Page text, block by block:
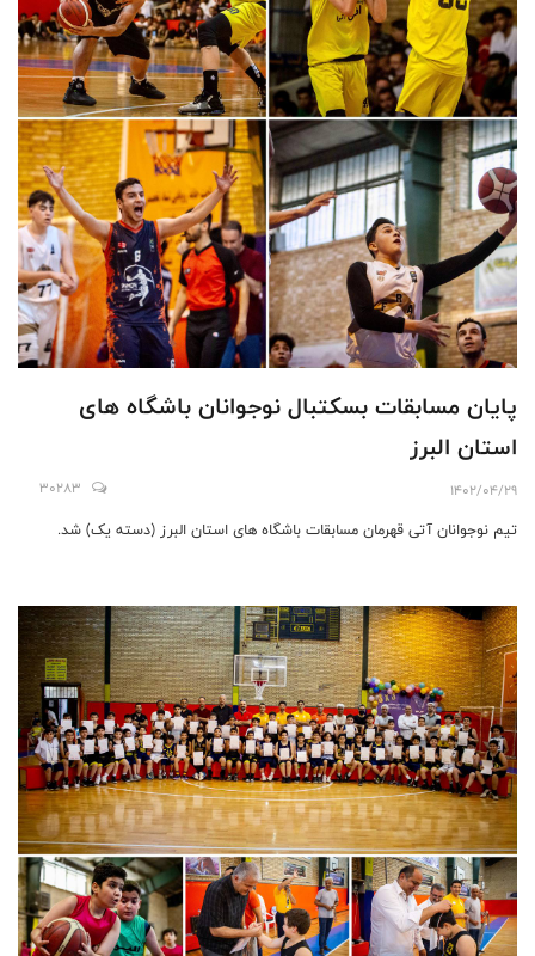
پایان مسابقات بسکتبال نوجوانان باشگاه های
استان البرز
1402/04/29
30283
تیم نوجوانان آتی قهرمان مسابقات باشگاه های استان البرز (دسته یک) شد.